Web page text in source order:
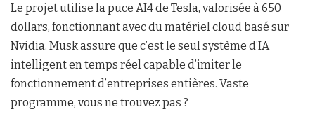
Le projet utilise la puce AI4 de Tesla, valorisée à 650
dollars, fonctionnant avec du matériel cloud basé sur
Nvidia. Musk assure que c’est le seul système d’IA
intelligent en temps réel capable d’imiter le
fonctionnement d’entreprises entières. Vaste
programme, vous ne trouvez pas ?